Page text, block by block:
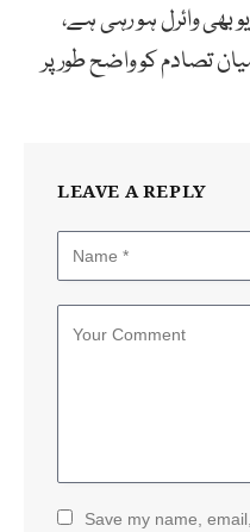
بھی وائرل ہو رہی ہے،
تصادم کو واضح طور پر
LEAVE A REPLY
Save my name,